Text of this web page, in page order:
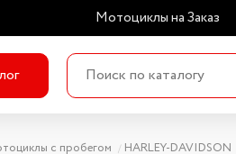
Мотоциклы на Заказ
с пробегом HARLEY-DAVIDSON